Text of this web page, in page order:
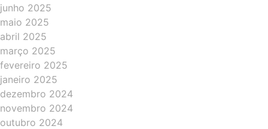
junho 2025
maio 2025
abril 2025
março 2025
fevereiro 2025
janeiro 2025
dezembro 2024
novembro 2024
outubro 2024